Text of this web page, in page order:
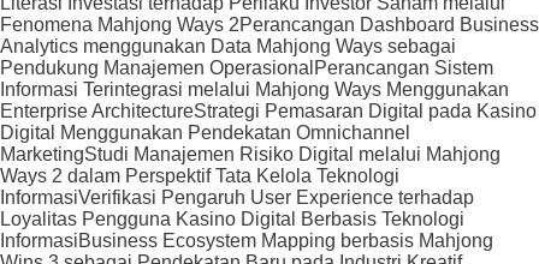
Fenomena Mahjong Ways 2Perancangan Dashboard Business
Analytics menggunakan Data Mahjong Ways sebagai
Pendukung Manajemen Operasional Perancangan Sistem
Informasi Terintegrasi melalui Mahjong Ways Menggunakan
Enterprise ArchitectureStrategi Pemasaran Digital pada Kasino
Digital Menggunakan Pendekatan Omnichannel
MarketingStudi Manajemen Risiko Digital melalui Mahjong
Ways 2 dalam Perspektif Tata Kelola Teknologi
InformasiVerifikasi Pengaruh User Experience terhadap
Loyalitas Pengguna Kasino Digital Berbasis Teknologi
InformasiBusiness Ecosystem Mapping berbasis Mahjong